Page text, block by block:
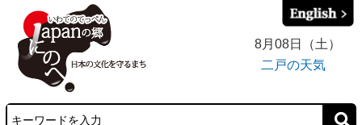
8月08日（土）
二戸の天気